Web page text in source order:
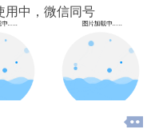
户名是不能够修改的，就好像
用户名将伴随你度过在本网站
管理中心？在注册成为本网
号（即用户名）登录会员管理
操作步骤吧：1、进入本网首
入您的用户名与密码，点击“登
你可以发布信息或浏览信息，
怎么办？如果您忘记了账号密
用中，微信同号